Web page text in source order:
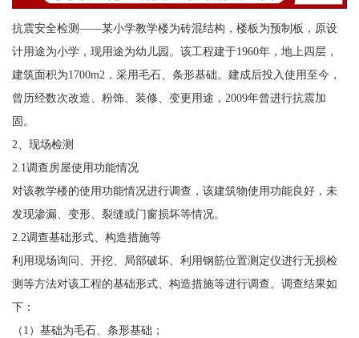
抗震安全检测——某小学教学楼为砖混结构，楼板为预制板，原设
计用途为小学，现用途为幼儿园。该工程建于1960年，地上四层，
建筑面积为1700m2，采用毛石、条形基础。建成后投入使用至今，
曾历经数次改造、粉饰、装修、变更用途，2009年曾进行抗震加
固。
2、现场检测
2.1调查房屋使用功能情况
对该教学楼的使用功能情况进行调查，该建筑物使用功能良好，未
发现渗漏、变形、裂缝或门窗损坏等情况。
2.2调查基础形式、构造措施等
利用现场询问、开挖、局部破坏、利用钢筋位置测定仪进行无损检
测等方法对该工程的基础形式、构造措施等进行调查。调查结果如
下：
（1）基础为毛石、条形基础；